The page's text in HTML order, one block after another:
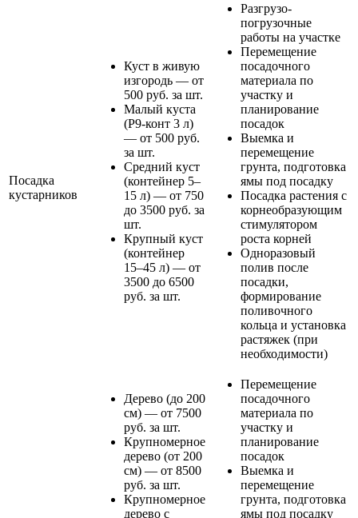
Посадка
кустарников
Куст в живую
изгородь — от
500 руб. за шт.
Малый куста
(Р9-конт 3 л)
— от 500 руб.
за шт.
Средний куст
(контейнер 5–
15 л) — от 750
до 3500 руб. за
шт.
Крупный куст
(контейнер
15–45 л) — от
3500 до 6500
руб. за шт.
Разгрузо-
погрузочные
работы на участке
Перемещение
посадочного
материала по
участку и
планирование
посадок
Выемка и
перемещение
грунта, подготовка
ямы под посадку
Посадка растения с
корнеобразующим
стимулятором
роста корней
Одноразовый
полив после
посадки,
формирование
поливочного
кольца и установка
растяжек (при
необходимости)
Дерево (до 200
см) — от 7500
руб. за шт.
Крупномерное
дерево (от 200
см) — от 8500
руб. за шт.
Крупномерное
дерево с
Перемещение
посадочного
материала по
участку и
планирование
посадок
Выемка и
перемещение
грунта, подготовка
ямы под посадку